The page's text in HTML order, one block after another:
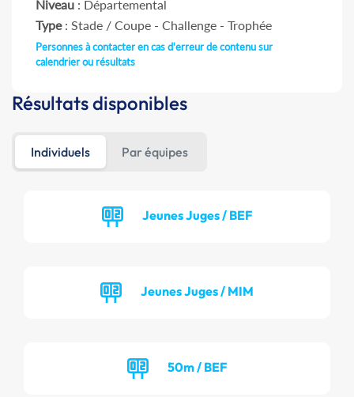
Niveau : Départemental
Type: Stade / Coupe - Challenge - Trophée
Personnes à contacter en cas d'erreur de contenu sur
calendrier ou résultats
Résultats disponibles
Individuels Par équipes
Jeunes Juges / BEF
Jeunes Juges / MIM
50m / BEF